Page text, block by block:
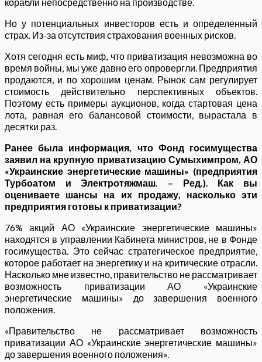
Но у потенциальных инвесторов есть и определенный
страх. Из-за отсутствия страхования военных рисков.
Хотя сегодня есть миф, что приватизация невозможна во
время войны, мы уже давно его опровергли. Предприятия
продаются, и по хорошим ценам. Рынок сам регулирует
стоимость действительно перспективных объектов.
Поэтому есть примеры аукционов, когда стартовая цена
лота, равная его балансовой стоимости, вырастала в
десятки раз.
Ранее была информация, что Фонд госимущества
заявил на крупную приватизацию Сумыхимпром, АО
«Украинские энергетические машины» (предприятия
Турбоатом и Электротяжмаш. – Ред.). Как вы
оцениваете шансы на их продажу, насколько эти
предприятия готовы к приватизации?
76% акций АО «Украинские энергетические машины»
находятся в управлении Кабинета министров, не в Фонде
госимущества. Это сейчас стратегическое предприятие,
которое работает на энергетику и на критические отрасли.
Насколько мне известно, правительство не рассматривает
возможность приватизации АО «Украинские
энергетические машины» до завершения военного
положения.
«Правительство не рассматривает возможность
приватизации АО «Украинские энергетические машины»
до завершения военного положения».